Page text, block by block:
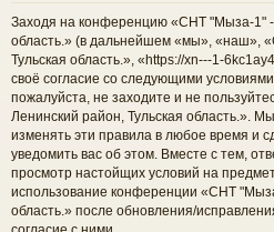
и
Заходя на конференцию «СНТ "Мыза-1" -
область.» (в дальнейшем «мы», «наш»,
Тульская область.», «https://xn---1-
своё согласие со следующими
пожалуйста, не заходите и не
Ленинский район, Тульская область.».
изменять эти правила в любое время и
уведомить вас об этом. Вместе с тем,
просмотр настойщих условий на
использование конференции «СНТ
область.» после обновления/